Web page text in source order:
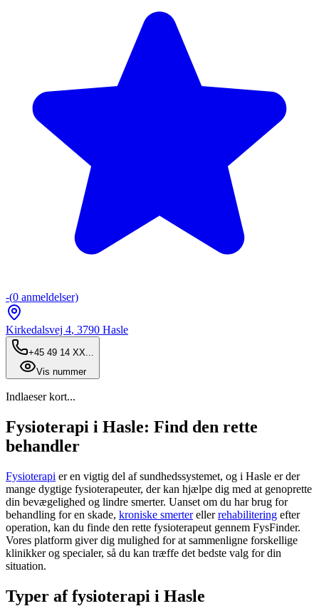
-(0 anmeldelser)
Kirkedalsvej 4, 3790 Hasle
+45 49 14 XX...
Vis nummer
Indlaeser kort...
Fysioterapi i Hasle: Find den rette
behandler
Fysioterapi er en vigtig del af sundhedssystemet, og i Hasle er der
mange dygtige fysioterapeuter, der kan hjælpe dig med at genoprette
din bevægelighed og lindre smerter. Uanset om du har brug for
behandling for en skade, kroniske smerterellerrehabilitering efter
operation, kan du finde den rette fysioterapeut gennem FysFinder.
Vores platform giver dig mulighed for at sammenligne forskellige
klinikker og specialer, så du kan træffe det bedste valg for din
situation.
Typer af fysioterapi i Hasle